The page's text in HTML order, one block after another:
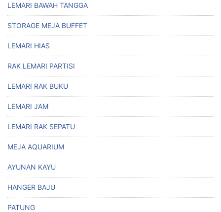
LEMARI BAWAH TANGGA
STORAGE MEJA BUFFET
LEMARI HIAS
RAK LEMARI PARTISI
LEMARI RAK BUKU
LEMARI JAM
LEMARI RAK SEPATU
MEJA AQUARIUM
AYUNAN KAYU
HANGER BAJU
PATUNG